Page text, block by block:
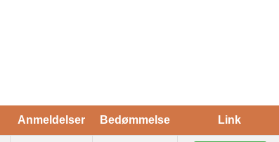
Anmeldelser Bedømmelse Link